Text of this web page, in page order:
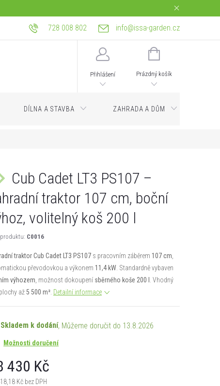
728 008 802 info@issa-garden.cz
Reklamace a práva z vadného plnění Bagrování a zemní práce
Přihlášení
NÁKUPNÍ
Prázdný košík
DÍLNA A STAVBA ZAHRADA A DŮM
Cub Cadet LT3 PS107 –
traktor 107 cm, boční
volitelný koš 200 l
C0016
traktor Cub Cadet LT3 PS107 s pracovním záběrem 107 cm
převodovkou a výkonem 11,4 kW . Standardně vybaven
výhozem , možnost dokoupení sběrného koše 200 l
. Vhodný
až 5 500 m² Detailní informace
Skladem k dodání 13.8.2026
Možnosti doručení
430 Kč
Kč bez DPH